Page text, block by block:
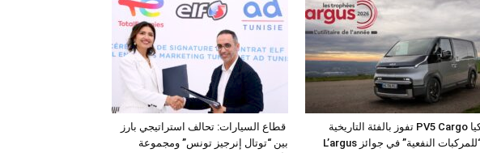
قطاع السيارات: تحالف استراتيجي بارز
بين “توتال إنرجيز تونس” ومجموعة
كيا PV5 Cargo تفوز بالفئة التاريخية
“للمركبات النفعية” في جوائز L’argus